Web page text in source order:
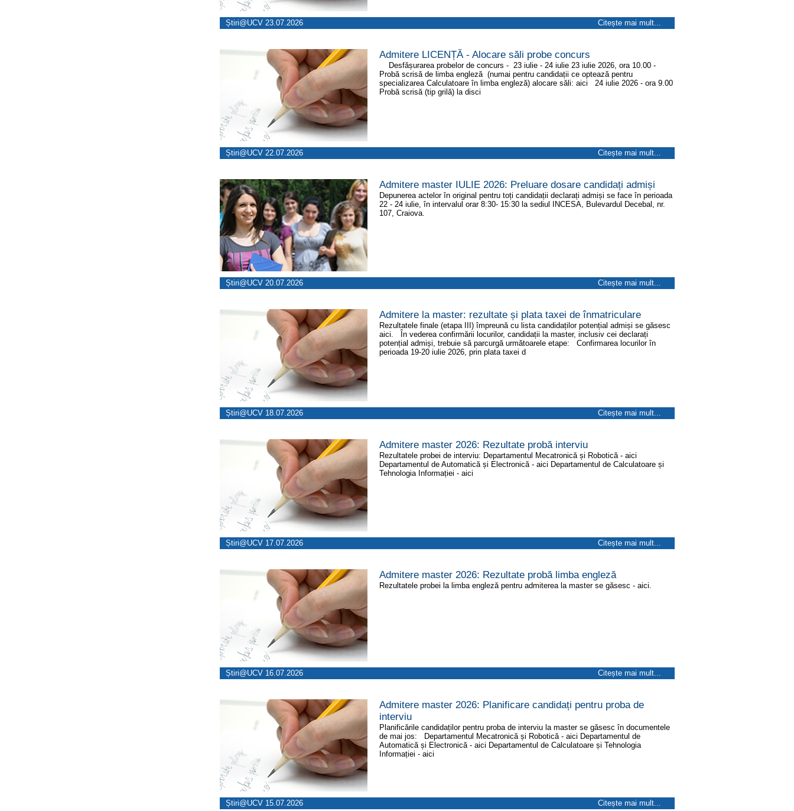
Știri@UCV 23.07.2026 Citește mai mult...
Admitere LICENȚĂ - Alocare săli probe concurs
Desfășurarea probelor de concurs - 23 iulie - 24 iulie 23 iulie 2026, ora 10.00 -
Probă scrisă de limba engleză (numai pentru candidații ce optează pentru
specializarea Calculatoare în limba engleză) alocare săli: aici 24 iulie 2026 - ora 9.00
Probă scrisă (tip grilă) la disci
Știri@UCV 22.07.2026 Citește mai mult...
Admitere master IULIE 2026: Preluare dosare candidați admiși
Depunerea actelor în original pentru toți candidații declarați admiși se face în perioada
22 - 24 iulie, în intervalul orar 8:30- 15:30 la sediul INCESA, Bulevardul Decebal, nr.
107, Craiova.
Știri@UCV 20.07.2026 Citește mai mult...
Admitere la master: rezultate și plata taxei de înmatriculare
Rezultatele finale (etapa III) împreună cu lista candidaților potențial admiși se găsesc
aici. În vederea confirmării locurilor, candidații la master, inclusiv cei declarați
potențial admiși, trebuie să parcurgă următoarele etape: Confirmarea locurilor în
perioada 19-20 iulie 2026, prin plata taxei d
Știri@UCV 18.07.2026 Citește mai mult...
Admitere master 2026: Rezultate probă interviu
Rezultatele probei de interviu: Departamentul Mecatronică și Robotică - aici
Departamentul de Automatică și Electronică - aici Departamentul de Calculatoare și
Tehnologia Informației - aici
Știri@UCV 17.07.2026 Citește mai mult...
Admitere master 2026: Rezultate probă limba engleză
Rezultatele probei la limba engleză pentru admiterea la master se găsesc - aici.
Știri@UCV 16.07.2026 Citește mai mult...
Admitere master 2026: Planificare candidați pentru proba de
interviu
Planificările candidaților pentru proba de interviu la master se găsesc în documentele
de mai jos: Departamentul Mecatronică și Robotică - aici Departamentul de
Automatică și Electronică - aici Departamentul de Calculatoare și Tehnologia
Informației - aici
Știri@UCV 15.07.2026 Citește mai mult...